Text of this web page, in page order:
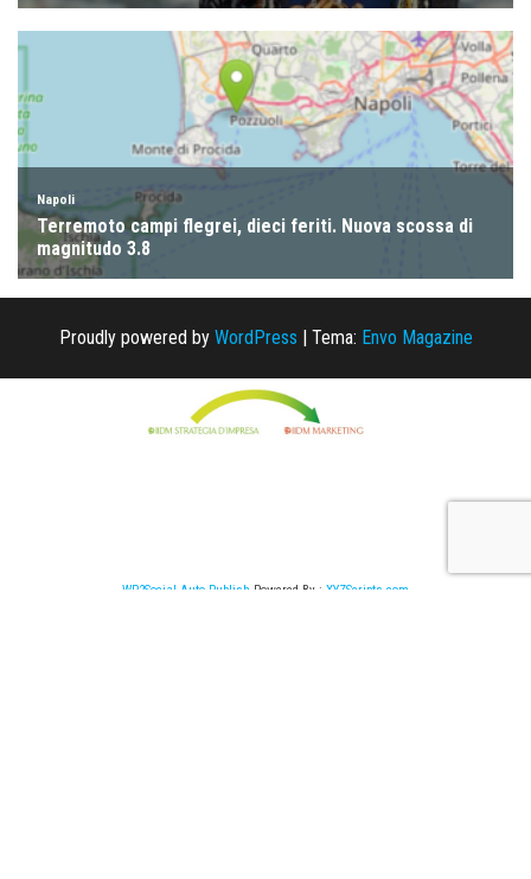
Proudly powered by WordPress | Tema: Envo Magazine
WP2Social Auto Publish Powered By : XYZScripts.com